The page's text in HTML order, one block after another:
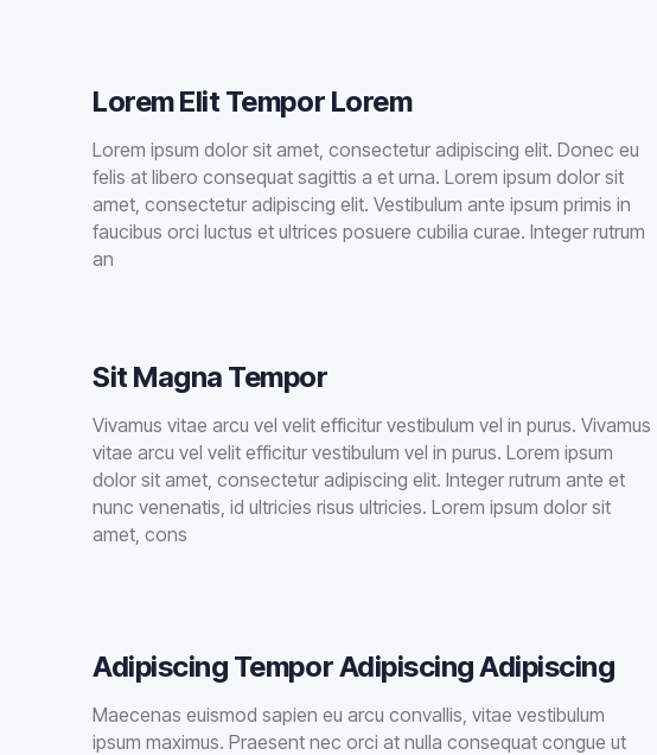
Lorem Elit Tempor Lorem
Lorem ipsum dolor sit amet, consectetur adipiscing elit. Donec eu
felis at libero consequat sagittis a et urna. Lorem ipsum dolor sit
amet, consectetur adipiscing elit. Vestibulum ante ipsum primis in
faucibus orci luctus et ultrices posuere cubilia curae. Integer rutrum
an
Sit Magna Tempor
Vivamus vitae arcu vel velit efficitur vestibulum vel in purus. Vivamus
vitae arcu vel velit efficitur vestibulum vel in purus. Lorem ipsum
dolor sit amet, consectetur adipiscing elit. Integer rutrum ante et
nunc venenatis, id ultricies risus ultricies. Lorem ipsum dolor sit
amet, cons
Adipiscing Tempor Adipiscing Adipiscing
Maecenas euismod sapien eu arcu convallis, vitae vestibulum
ipsum maximus. Praesent nec orci at nulla consequat congue ut